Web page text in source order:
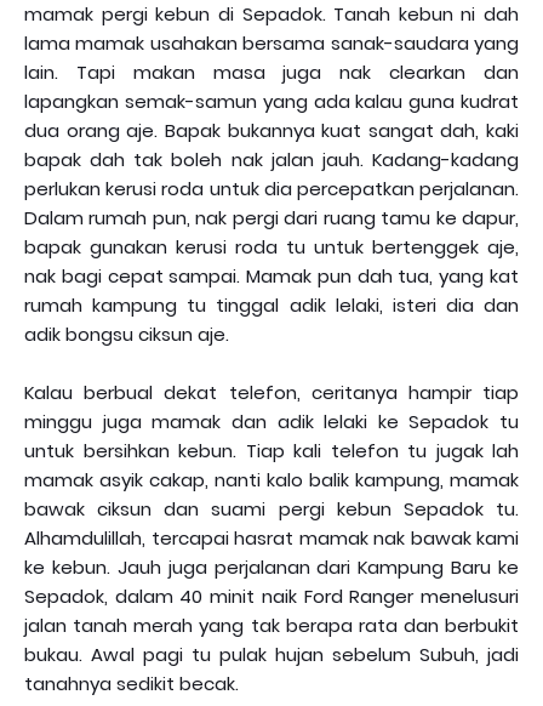
mamak pergi kebun di Sepadok. Tanah kebun ni dah
lama mamak usahakan bersama sanak-saudara yang
lain. Tapi makan masa juga nak clearkan dan
lapangkan semak-samun yang ada kalau guna kudrat
dua orang aje. Bapak bukannya kuat sangat dah, kaki
bapak dah tak boleh nak jalan jauh. Kadang-kadang
perlukan kerusi roda untuk dia percepatkan perjalanan.
Dalam rumah pun, nak pergi dari ruang tamu ke dapur,
bapak gunakan kerusi roda tu untuk bertenggek aje,
nak bagi cepat sampai. Mamak pun dah tua, yang kat
rumah kampung tu tinggal adik lelaki, isteri dia dan
adik bongsu ciksun aje.
Kalau berbual dekat telefon, ceritanya hampir tiap
minggu juga mamak dan adik lelaki ke Sepadok tu
untuk bersihkan kebun. Tiap kali telefon tu jugak lah
mamak asyik cakap, nanti kalo balik kampung, mamak
bawak ciksun dan suami pergi kebun Sepadok tu.
Alhamdulillah, tercapai hasrat mamak nak bawak kami
ke kebun. Jauh juga perjalanan dari Kampung Baru ke
Sepadok, dalam 40 minit naik Ford Ranger menelusuri
jalan tanah merah yang tak berapa rata dan berbukit
bukau. Awal pagi tu pulak hujan sebelum Subuh, jadi
tanahnya sedikit becak.